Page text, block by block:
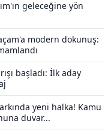
geleceğine yön
modern dokunuş:
başladı: İlk aday
yeni halka! Kamu
duvar...